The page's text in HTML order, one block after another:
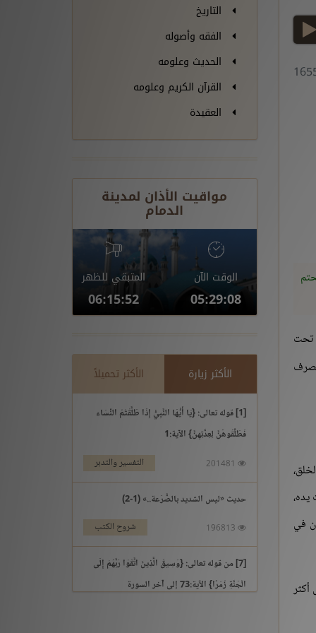
تحت
في
أكثر
التاريخ
الفقه وأصوله
الحديث وعلومه
القرآن الكريم وعلومه
العقيدة
مواقيت الأذان لمدينة
الدمام
الوقت الآن
05:29:09
المتبقي للظهر
06:15:51
الأكثر زيارة الأكثر تحميلاً
[1] قوله تعالى: {يَا أَيُّهَا النَّبِيُّ إِذَا طَلَّقْتُمُ النِّسَاء
فَطَلِّقُوهُنَّ لِعِدَّتِهِنَّ} الآية:1
التفسير والتدبر
حديث «ليس الشديد بالصُّرَعة..» (1-2)
شروح الكتب
[7] من قوله تعالى: {وَسِيقَ الَّذِينَ اتَّقَوْا رَبَّهُمْ إِلَى
الْجَنَّةِ زُمَرًا} الآية:73 إلى آخر السورة